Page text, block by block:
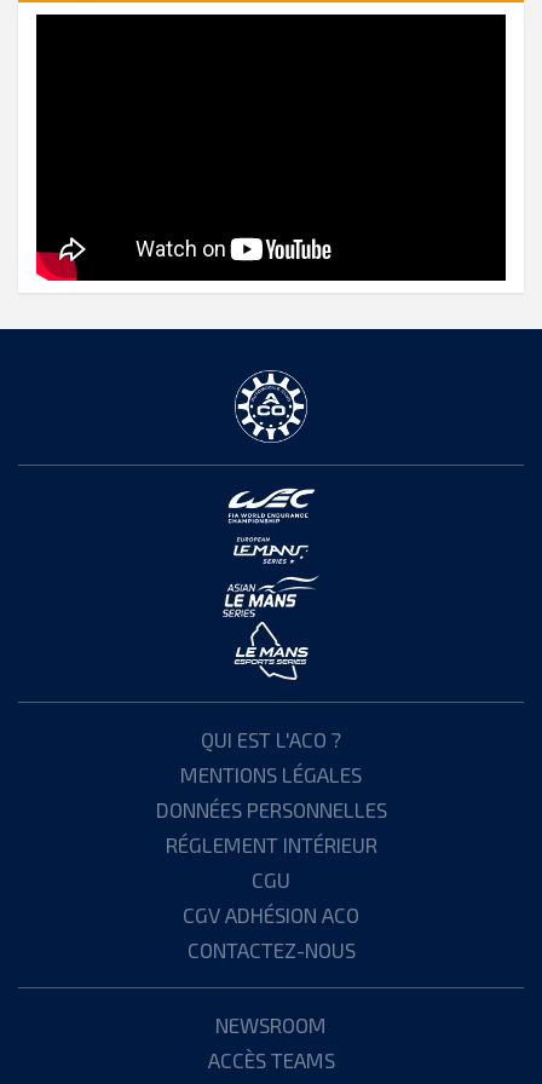
QUI EST L'ACO ?
MENTIONS LÉGALES
DONNÉES PERSONNELLES
RÉGLEMENT INTÉRIEUR
CGU
CGV ADHÉSION ACO
CONTACTEZ-NOUS
NEWSROOM
ACCÈS TEAMS